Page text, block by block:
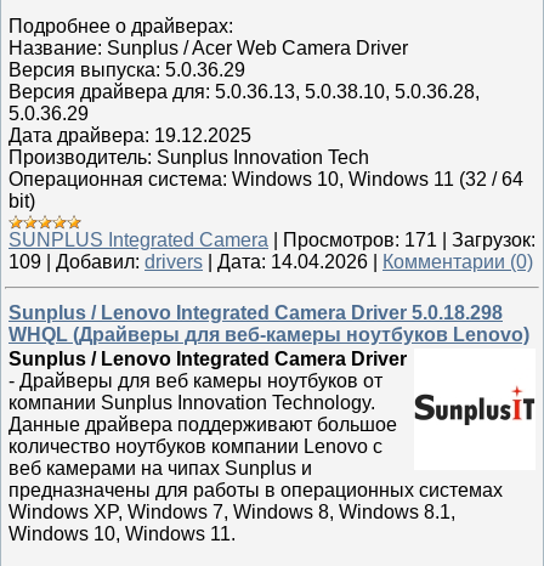
Подробнее о драйверах:
Название: Sunplus / Acer Web Camera Driver
Версия выпуска: 5.0.36.29
Версия драйвера для: 5.0.36.13, 5.0.38.10, 5.0.36.28,
5.0.36.29
Дата драйвера: 19.12.2025
Производитель: Sunplus Innovation Tech
Операционная система: Windows 10, Windows 11 (32 / 64
bit)
SUNPLUS Integrated Camera
Просмотров: 171
Загрузок:
109
Добавил: drivers Дата: 14.04.2026 Комментарии (0)
Sunplus / Lenovo Integrated Camera Driver 5.0.18.298
WHQL (Драйверы для веб-камеры ноутбуков Lenovo)
Sunplus / Lenovo Integrated Camera Driver
- Драйверы для веб камеры ноутбуков от
компании Sunplus Innovation Technology.
Данные драйвера поддерживают большое
количество ноутбуков компании Lenovo с
веб камерами на чипах Sunplus и
предназначены для работы в операционных системах
Windows XP, Windows 7, Windows 8, Windows 8.1,
Windows 10, Windows 11.